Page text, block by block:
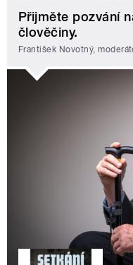
Přijměte pozvání
člověčiny.
František Novotný,